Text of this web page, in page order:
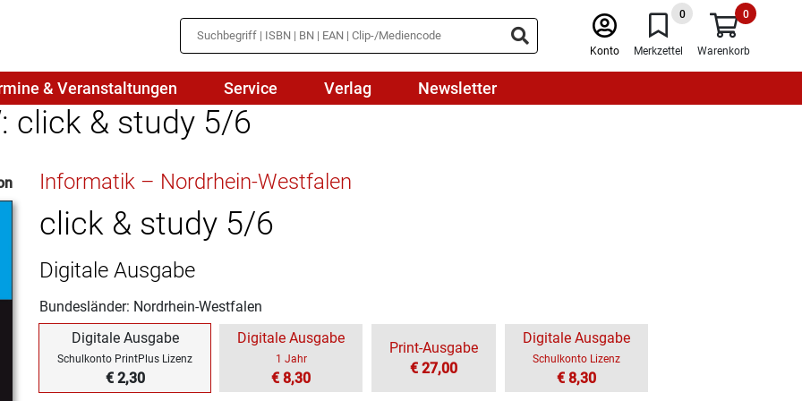
Konto
0
Merkzettel
0
Warenkorb
Medienbildung
Mathematik
Naturwissenschaften/NuT
Physik
Politik
Religion
Spanisch
& Veranstaltungen Service Verlag Newsletter
click & study 5/6
Informatik – Nordrhein-Westfalen
click & study 5/6
Digitale Ausgabe
Bundesländer: Nordrhein-Westfalen
Digitale Ausgabe
Schulkonto PrintPlus Lizenz
€ 2,30
Digitale Ausgabe
1 Jahr
€ 8,30
Print-Ausgabe
€ 27,00
Digitale Ausgabe
Schulkonto Lizenz
€ 8,30